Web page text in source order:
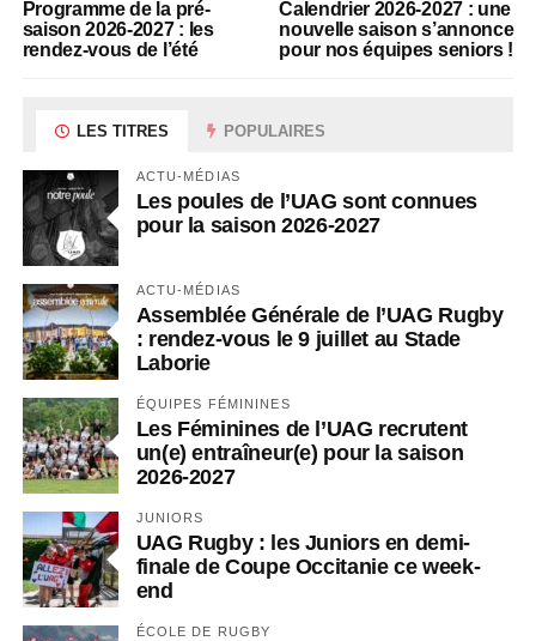
Programme de la pré-
saison 2026-2027 : les
rendez-vous de l’été
Calendrier 2026-2027 : une
nouvelle saison s’annonce
pour nos équipes seniors !
LES TITRES POPULAIRES
ACTU-MÉDIAS
Les poules de l’UAG sont connues
pour la saison 2026-2027
ACTU-MÉDIAS
Assemblée Générale de l’UAG Rugby
: rendez-vous le 9 juillet au Stade
Laborie
ÉQUIPES FÉMININES
Les Féminines de l’UAG recrutent
un(e) entraîneur(e) pour la saison
2026-2027
JUNIORS
UAG Rugby : les Juniors en demi-
finale de Coupe Occitanie ce week-
end
ÉCOLE DE RUGBY